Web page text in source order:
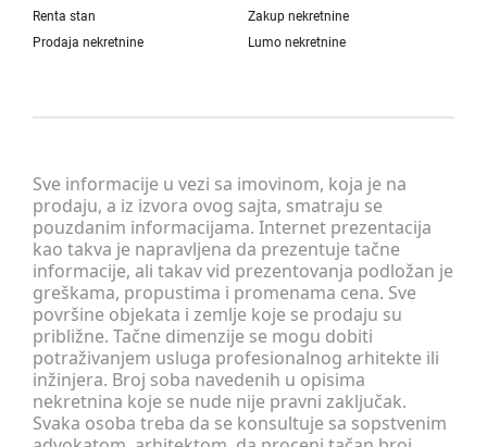
Sve informacije u vezi sa imovinom, koja je na
prodaju, a iz izvora ovog sajta, smatraju se
pouzdanim informacijama. Internet prezentacija
kao takva je napravljena da prezentuje tačne
informacije, ali takav vid prezentovanja podložan je
greškama, propustima i promenama cena. Sve
površine objekata i zemlje koje se prodaju su
približne. Tačne dimenzije se mogu dobiti
potraživanjem usluga profesionalnog arhitekte ili
inžinjera. Broj soba navedenih u opisima
nekretnina koje se nude nije pravni zaključak.
Svaka osoba treba da se konsultuje sa sopstvenim
Renta stan
Zakup nekretnine
Prodaja nekretnine
Lumo nekretnine